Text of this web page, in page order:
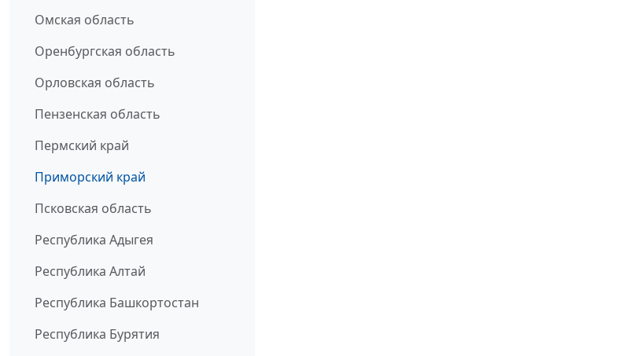
Омская область
Оренбургская область
Орловская область
Пензенская область
Пермский край
Приморский край
Псковская область
Республика Адыгея
Республика Алтай
Республика Башкортостан
Республика Бурятия